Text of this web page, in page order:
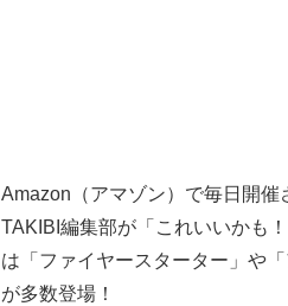
Amazon（アマゾン）で毎日開催
TAKIBI編集部が「これいいかも
は「ファイヤースターター」や
が多数登場！